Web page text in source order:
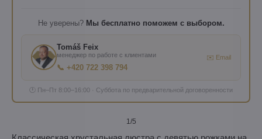
Не уверены? Мы бесплатно поможем с выбором.
Tomáš Feix
менеджер по работе с клиентами
📞 +420 722 398 794
✉️ Email
🕐 Пн–Пт 8:00–16:00 · Суббота по предварительной договоренности
1 /5